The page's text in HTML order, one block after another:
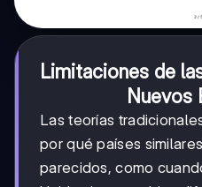
Limitaciones de
Nuevos
Las teorías
por qué países
parecidos, como